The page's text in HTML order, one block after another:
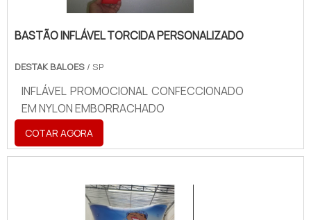
BASTÃO INFLÁVEL TORCIDA PERSONALIZADO
DESTAK BALOES / SP
INFLÁVEL PROMOCIONAL CONFECCIONADO
EM NYLON EMBORRACHADO
COTAR AGORA